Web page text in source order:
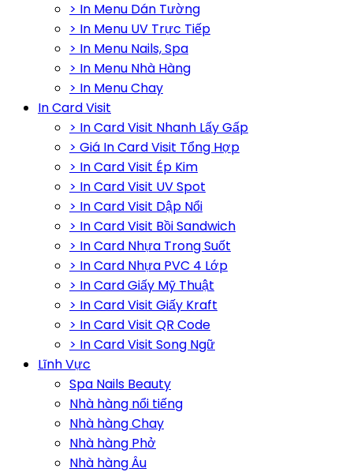
> In Menu Dán Tường
> In Menu UV Trực Tiếp
> In Menu Nails, Spa
> In Menu Nhà Hàng
> In Menu Chay
In Card Visit
> In Card Visit Nhanh Lấy Gấp
> Giá In Card Visit Tổng Hợp
> In Card Visit Ép Kim
> In Card Visit UV Spot
> In Card Visit Dập Nổi
> In Card Visit Bồi Sandwich
> In Card Nhựa Trong Suốt
> In Card Nhựa PVC 4 Lớp
> In Card Giấy Mỹ Thuật
> In Card Visit Giấy Kraft
> In Card Visit QR Code
> In Card Visit Song Ngữ
Lĩnh Vực
Spa Nails Beauty
Nhà hàng nổi tiếng
Nhà hàng Chay
Nhà hàng Phở
Nhà hàng Âu